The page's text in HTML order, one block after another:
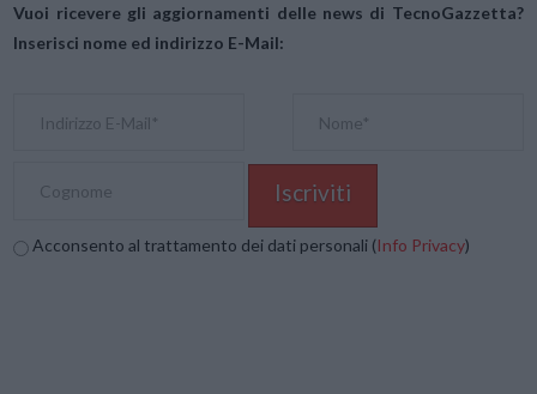
Vuoi ricevere gli aggiornamenti delle news di TecnoGazzetta?
Inserisci nome ed indirizzo E-Mail:
Acconsento al trattamento dei dati personali (Info Privacy)